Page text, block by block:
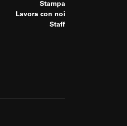
Stampa
Lavora con noi
Staff